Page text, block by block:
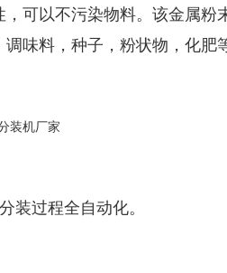
可以不污染物料。该金属粉
味料，种子，粉状物，化肥
装过程全自动化。